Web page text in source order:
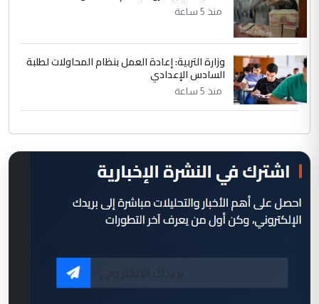
منذ 5 ساعة
وزارة التربية: إعادة العمل بنظام المحاولات لطلبة
السادس الإعدادي
منذ 5 ساعة